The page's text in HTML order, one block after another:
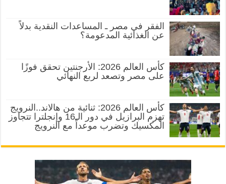
الفقر في مصر ـ المساعدات النقدية بدلاً
عن الغذائية المدعومة؟
كأس العالم 2026: الأرجنتين تحقق فوزًا
على مصر وتصعد لربع النهائي
كأس العالم 2026: ثنائية من هالاند..النرويج
تهزم البرازيل في دور الـ16 وإنجلترا تتجاوز
المكسيك وتضرب موعداً مع النرويج